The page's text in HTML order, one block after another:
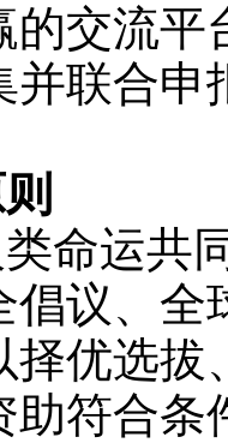
的交流平
并联合申
命运共
倡议、全
择优选
助符合条